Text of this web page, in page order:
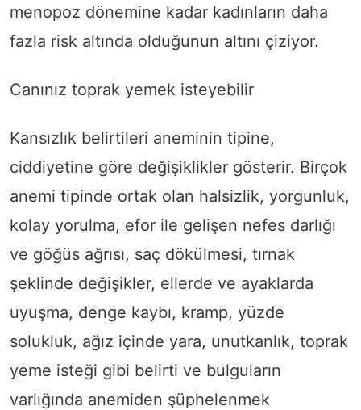
menopoz dönemine kadar kadınların daha
fazla risk altında olduğunun altını çiziyor.
Canınız toprak yemek isteyebilir
Kansızlık belirtileri aneminin tipine,
ciddiyetine göre değişiklikler gösterir. Birçok
anemi tipinde ortak olan halsizlik, yorgunluk,
kolay yorulma, efor ile gelişen nefes darlığı
ve göğüs ağrısı, saç dökülmesi, tırnak
şeklinde değişikler, ellerde ve ayaklarda
uyuşma, denge kaybı, kramp, yüzde
solukluk, ağız içinde yara, unutkanlık, toprak
yeme isteği gibi belirti ve bulguların
varlığında anemiden şüphelenmek